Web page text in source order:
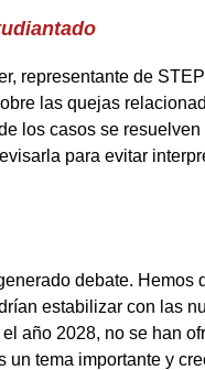
representante de
las quejas
los casos se
para evitar
debate.
estabilizar con las
año 2028, no se han
tema importante y